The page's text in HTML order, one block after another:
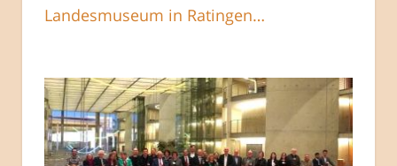
Landesmuseum in Ratingen…